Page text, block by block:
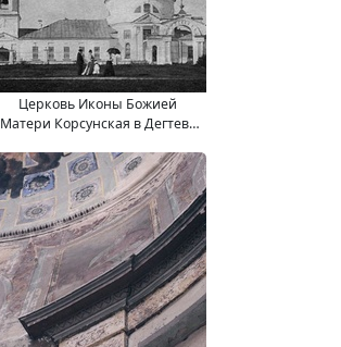
Церковь Иконы Божией
Матери Корсунская в Дегтево